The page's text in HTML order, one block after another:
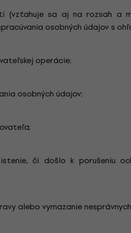
(vzťahuje sa aj na rozsah a
osobných údajov s
operácie;
osobných údajov;
či došlo k porušeniu
alebo vymazanie